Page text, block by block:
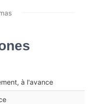
à l'avance